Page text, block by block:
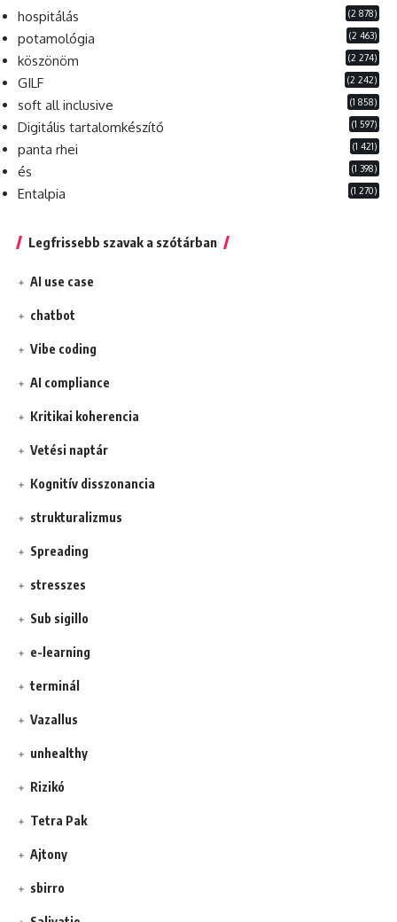
hospitálás (2 878)
potamológia (2 463)
köszönöm (2 274)
GILF (2 242)
soft all inclusive (1 858)
Digitális tartalomkészítő (1 597)
panta rhei (1 421)
és (1 398)
Entalpia (1 270)
Legfrissebb szavak a szótárban
AI use case
chatbot
Vibe coding
AI compliance
Kritikai koherencia
Vetési naptár
Kognitív disszonancia
strukturalizmus
Spreading
stresszes
Sub sigillo
e-learning
terminál
Vazallus
unhealthy
Rizikó
Tetra Pak
Ajtony
sbirro